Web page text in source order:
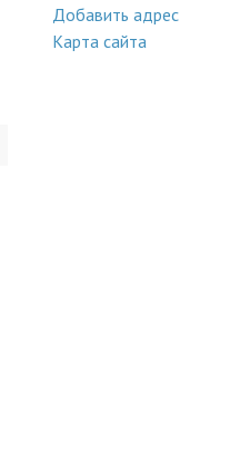
Добавить адрес
Карта сайта